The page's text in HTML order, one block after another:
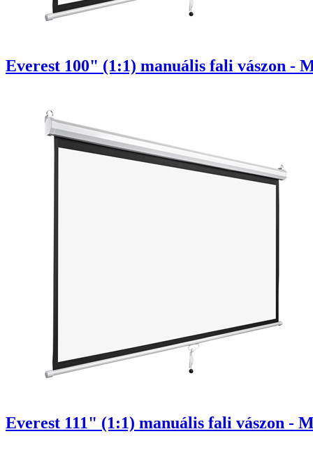
Everest 100" (1:1) manuális fali vászon -
Everest 111" (1:1) manuális fali vászon -